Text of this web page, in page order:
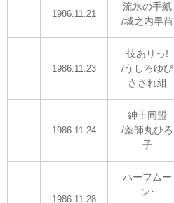
1986.11.21
流氷の手紙
/城之内早苗
1986.11.23
技ありっ!
/うしろゆび
さされ組
1986.11.24
紳士同盟
/薬師丸ひろ
子
1986.11.28
ハーフムー
ン･